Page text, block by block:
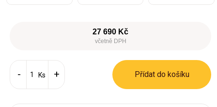
27 690 Kč
včetně DPH
Ks Přídat do košíku